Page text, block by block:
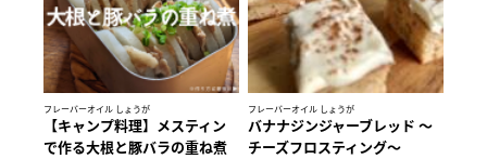
フレーバーオイル しょうが
【キャンプ料理】メスティン
で作る大根と豚バラの重ね煮
フレーバーオイル しょうが
バナナジンジャーブレッド 〜
チーズフロスティング～